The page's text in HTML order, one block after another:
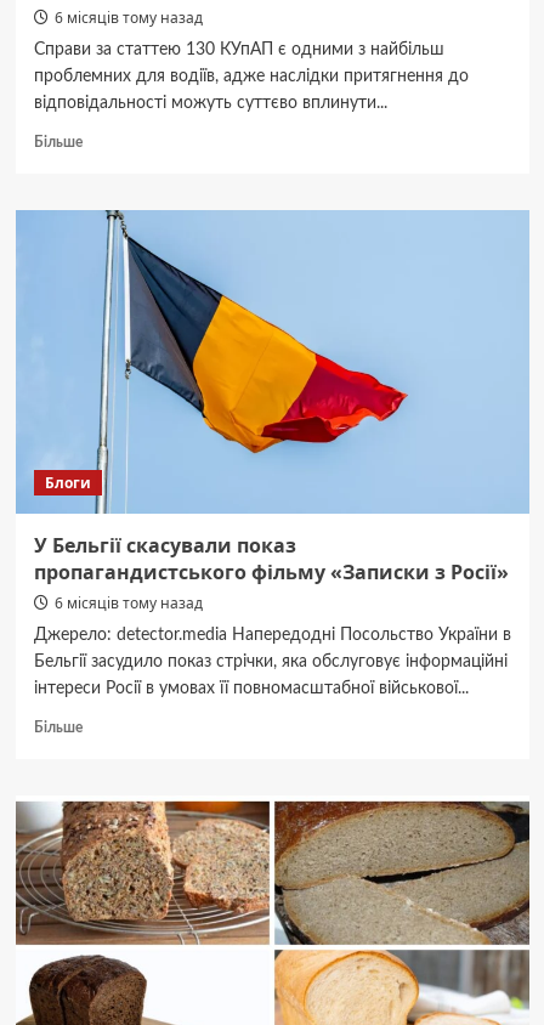
6 місяців тому назад
Справи за статтею 130 КУпАП є одними з найбільш
проблемних для водіїв, адже наслідки притягнення до
відповідальності можуть суттєво вплинути...
БільшеДокладніше
по
КУпАП:
Jurisferra
захищає
права
водіїв
Блоги
У Бельгії скасували показ
пропагандистського фільму «Записки з Росії»
6 місяців тому назад
Джерело: detector.media Напередодні Посольство України в
Бельгії засудило показ стрічки, яка обслуговує інформаційні
інтереси Росії в умовах її повномасштабної військової...
БільшеДокладніше
скасували
показ
пропагандистського
фільму
«Записки
з
Росії»